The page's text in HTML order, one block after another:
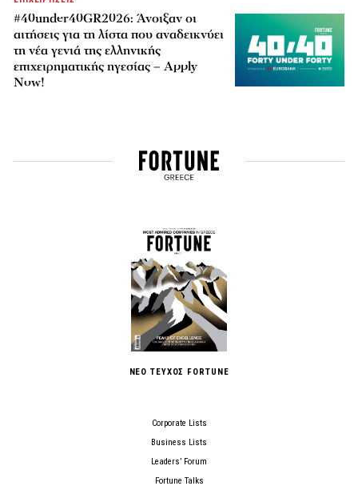
#40under40GR2026: Άνοιξαν οι
αιτήσεις για τη λίστα που αναδεικνύει
τη νέα γενιά της ελληνικής
επιχειρηματικής ηγεσίας – Apply
Now!
ΝΕΟ ΤΕΥΧΟΣ FORTUNE
Corporate Lists
Business Lists
Leaders’ Forum
Fortune Talks